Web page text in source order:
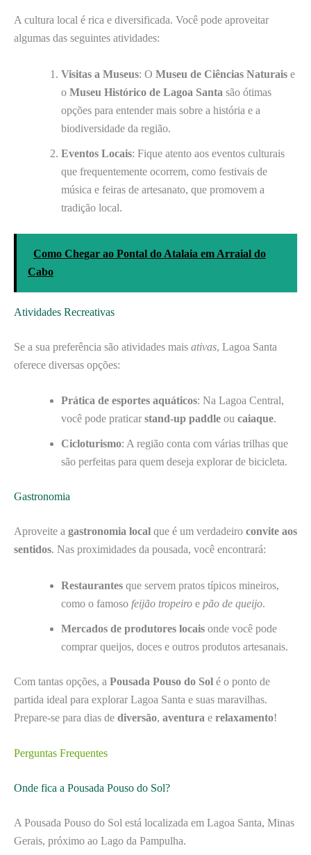
A cultura local é rica e diversificada. Você pode aproveitar
algumas das seguintes atividades:
Visitas a Museus: O Museu de Ciências Naturais e
o Museu Histórico de Lagoa Santa são ótimas
opções para entender mais sobre a história e a
biodiversidade da região.
Eventos Locais: Fique atento aos eventos culturais
que frequentemente ocorrem, como festivais de
música e feiras de artesanato, que promovem a
tradição local.
Como Chegar ao Pontal do Atalaia em Arraial do
Cabo
Atividades Recreativas
Se a sua preferência são atividades mais ativas, Lagoa Santa
oferece diversas opções:
Prática de esportes aquáticos: Na Lagoa Central,
você pode praticar stand-up paddle ou caiaque.
Cicloturismo: A região conta com várias trilhas que
são perfeitas para quem deseja explorar de bicicleta.
Gastronomia
Aproveite a gastronomia local que é um verdadeiro convite aos
sentidos. Nas proximidades da pousada, você encontrará:
Restaurantes que servem pratos típicos mineiros,
como o famoso feijão tropeiro e pão de queijo.
Mercados de produtores locais onde você pode
comprar queijos, doces e outros produtos artesanais.
Com tantas opções, a Pousada Pouso do Sol é o ponto de
partida ideal para explorar Lagoa Santa e suas maravilhas.
Prepare-se para dias de diversão, aventura e relaxamento!
Perguntas Frequentes
Onde fica a Pousada Pouso do Sol?
A Pousada Pouso do Sol está localizada em Lagoa Santa, Minas
Gerais, próximo ao Lago da Pampulha.